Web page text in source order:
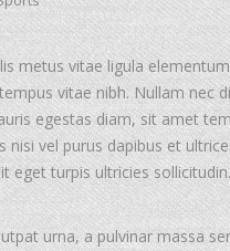
metus vitae ligula
vitae nibh. Nullam nec
egestas diam, sit amet
vel purus dapibus et
eget turpis ultricies
urna, a pulvinar massa